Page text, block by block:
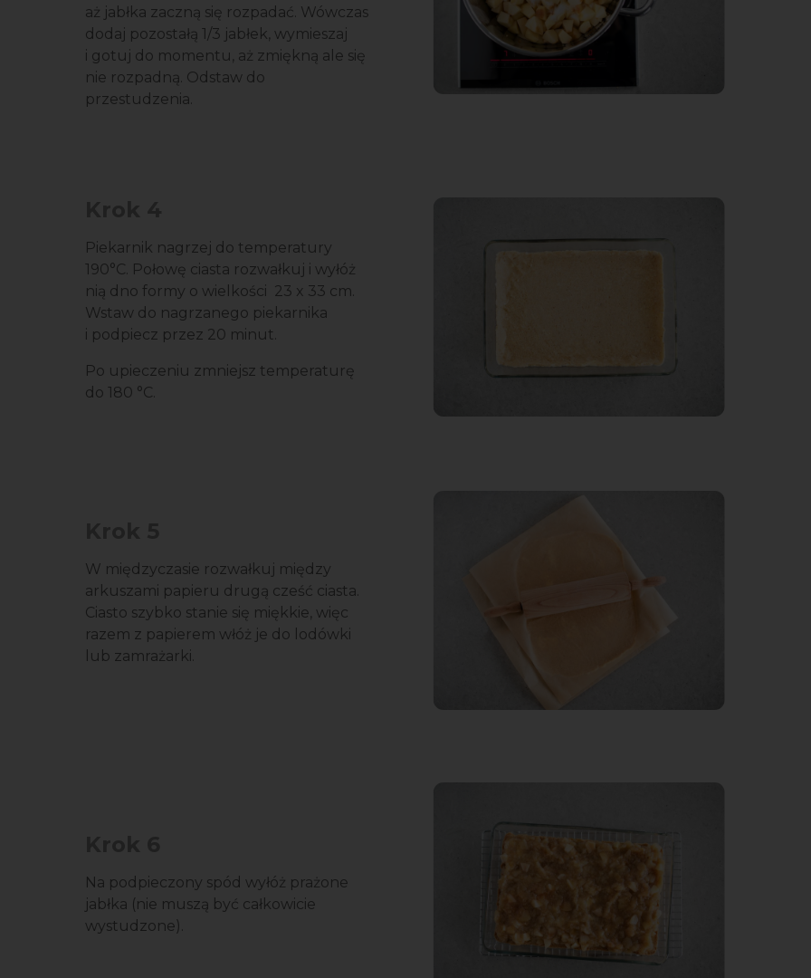
aż jabłka zaczną się rozpadać. Wówczas
dodaj pozostałą 1/3 jabłek, wymieszaj
i gotuj do momentu, aż zmiękną ale się
nie rozpadną. Odstaw do
przestudzenia.
Piekarnik nagrzej do temperatury
190°C. Połowę ciasta rozwałkuj i wyłóż
nią dno formy o wielkości 23 x 33 cm.
Wstaw do nagrzanego piekarnika
i podpiecz przez 20 minut.
Po upieczeniu zmniejsz temperaturę
do 180 °C.
W międzyczasie rozwałkuj między
arkuszami papieru drugą cześć ciasta.
Ciasto szybko stanie się miękkie, więc
razem z papierem włóż je do lodówki
lub zamrażarki.
Na podpieczony spód wyłóż prażone
jabłka (nie muszą być całkowicie
wystudzone).